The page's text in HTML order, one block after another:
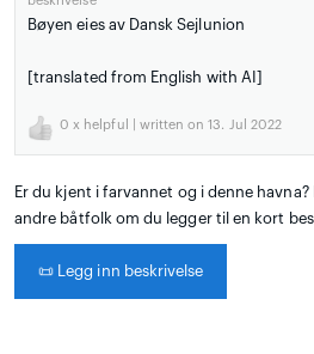
Bøyen eies av Dansk Sejlunion
[translated from English with AI]
0 x helpful | written on 13. Jul 2022
Er du kjent i farvannet og i denne
andre båtfolk om du legger til en kort
📜 Legg inn beskrivelse